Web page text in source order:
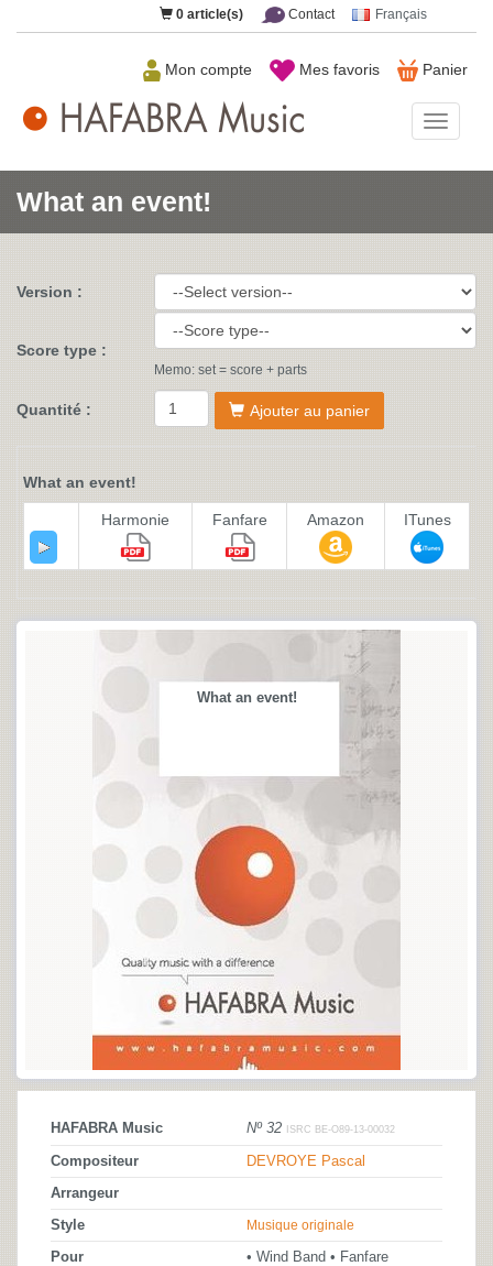
0 article(s) Contact Français
Panier
Mes favoris
Mon compte
Music
What an event!
Version :
Score type :
Memo: set = score + parts
Quantité : Ajouter au panier
What an event!
Harmonie Fanfare Amazon ITunes
What an event!
HAFABRA Music Nº 32 ISRC BE-O89-13-00032
Compositeur DEVROYE Pascal
Arrangeur
Style Musique originale
Pour • Wind Band • Fanfare